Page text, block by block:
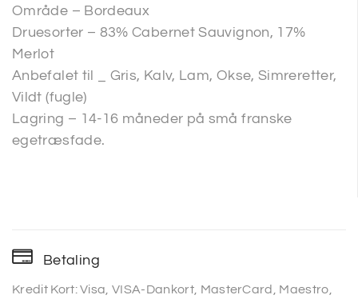
Område – Bordeaux
Druesorter – 83% Cabernet Sauvignon, 17%
Merlot
Anbefalet til _ Gris, Kalv, Lam, Okse, Simreretter,
Vildt (fugle)
Lagring – 14-16 måneder på små franske
egetræsfade.
Betaling
Kredit Kort: Visa, VISA-Dankort, MasterCard, Maestro,